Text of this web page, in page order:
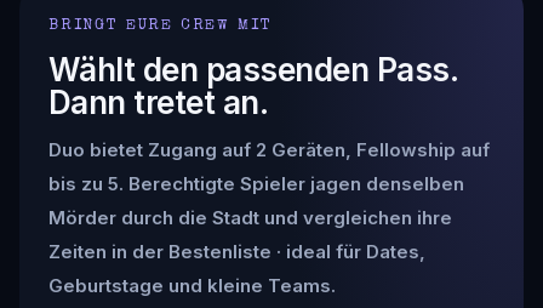
BRINGT EURE CREW MIT
Wählt den passenden Pass.
Dann tretet an.
Duo bietet Zugang auf 2 Geräten, Fellowship auf
bis zu 5. Berechtigte Spieler jagen denselben
Mörder durch die Stadt und vergleichen ihre
Zeiten in der Bestenliste · ideal für Dates,
Geburtstage und kleine Teams.